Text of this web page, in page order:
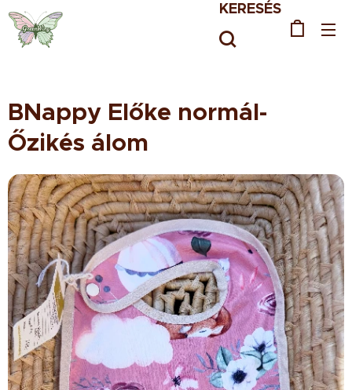
KERESÉS
BNappy Előke normál-
Őzikés álom